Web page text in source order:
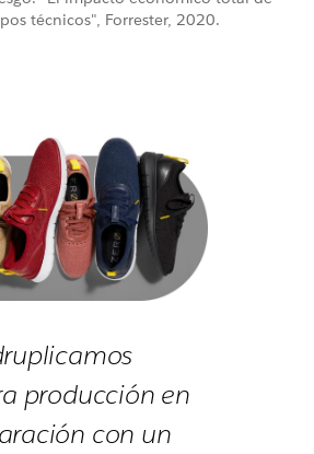
técnicos", Forrester, 2020.
producción en
con un